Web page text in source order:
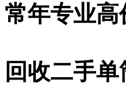
常年专业
回收二手